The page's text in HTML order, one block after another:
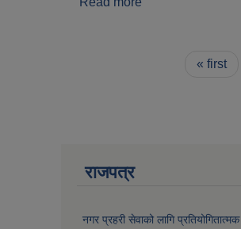
« first
राजपत्र
नगर प्रहरी सेवाको लागि प्रतियोगितात्मक